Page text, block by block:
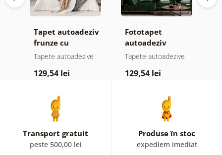
Tapet autoadeziv
frunze cu
atingere
Tapete autoadezive
129,54 lei
Fototapet
autoadeziv
pădure în ceață
Tapete autoadezive
129,54 lei
Transport gratuit
peste 500,00 lei
Produse în stoc
expediem imediat